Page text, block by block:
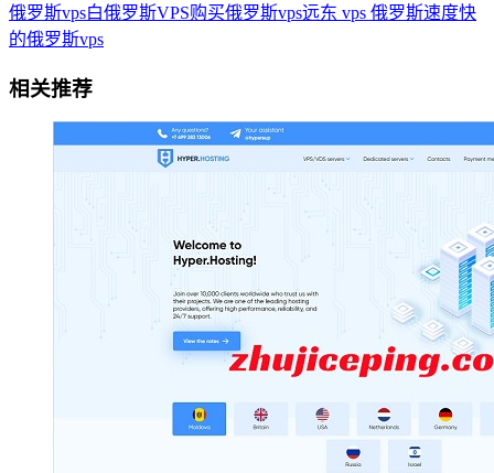
俄罗斯vps白俄罗斯VPS购买俄罗斯vps远东 vps 俄罗斯速度快
的俄罗斯vps
相关推荐